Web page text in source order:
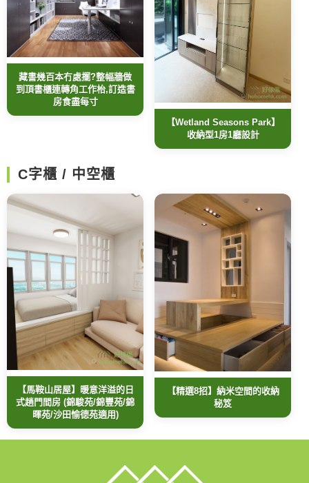
藏書幾百本冇處擺?整幅牆做
到頂書櫃連轉角工作枱,訂造書
房食盡每寸
【Wetland Seasons Park】
收納型1房1廳設計
C字櫃 / 中空櫃
【馬鞍山居屋】暖意洋溢的日
式趟門間房 (錦駿苑/錦豐苑/錦
暉苑/沙田愉德苑適用)
【精選8招】納米空間的收納
秘笈